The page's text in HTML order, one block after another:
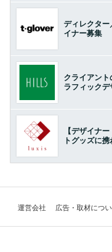
ディレクター
イナー募集
クライアン
ラフィック
【デザイナ
トグッズに携
運営会社 広告・取材につ